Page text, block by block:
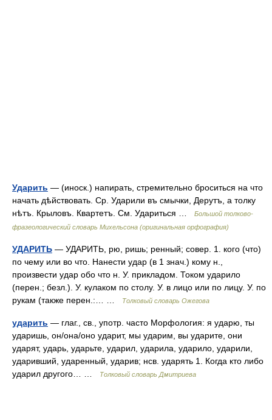
Ударить — (иноск.) напирать, стремительно броситься на что
начать дѣйствовать. Ср. Ударили въ смычки, Дерутъ, а толку
нѣтъ. Крыловъ. Квартетъ. См. Удариться …
Большой толково-
фразеологический словарь Михельсона (оригинальная орфография)
УДАРИТЬ — УДАРИТЬ, рю, ришь; ренный; совер. 1. кого (что)
по чему или во что. Нанести удар (в 1 знач.) кому н.,
произвести удар обо что н. У. прикладом. Током ударило
(перен.; безл.). У. кулаком по столу. У. в лицо или по лицу. У. по
рукам (также перен.:… …
Толковый словарь Ожегова
ударить — глаг., св., употр. часто Морфология: я ударю, ты
ударишь, он/она/оно ударит, мы ударим, вы ударите, они
ударят, ударь, ударьте, ударил, ударила, ударило, ударили,
ударивший, ударенный, ударив; нсв. ударять 1. Когда кто либо
ударил другого… …
Толковый словарь Дмитриева